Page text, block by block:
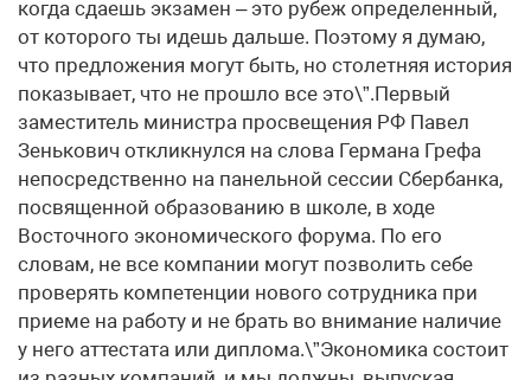
когда сдаешь экзамен – это рубеж определенный,
от которого ты идешь дальше. Поэтому я думаю,
что предложения могут быть, но столетняя история
показывает, что не прошло все это\”.Первый
заместитель министра просвещения РФ Павел
Зенькович откликнулся на слова Германа Грефа
непосредственно на панельной сессии Сбербанка,
посвященной образованию в школе, в ходе
Восточного экономического форума. По его
словам, не все компании могут позволить себе
проверять компетенции нового сотрудника при
приеме на работу и не брать во внимание наличие
у него аттестата или диплома.\”Экономика состоит